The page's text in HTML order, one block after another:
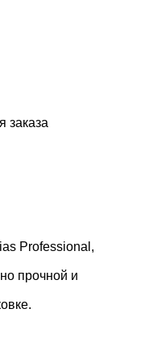
заказа
Professional,
прочной и